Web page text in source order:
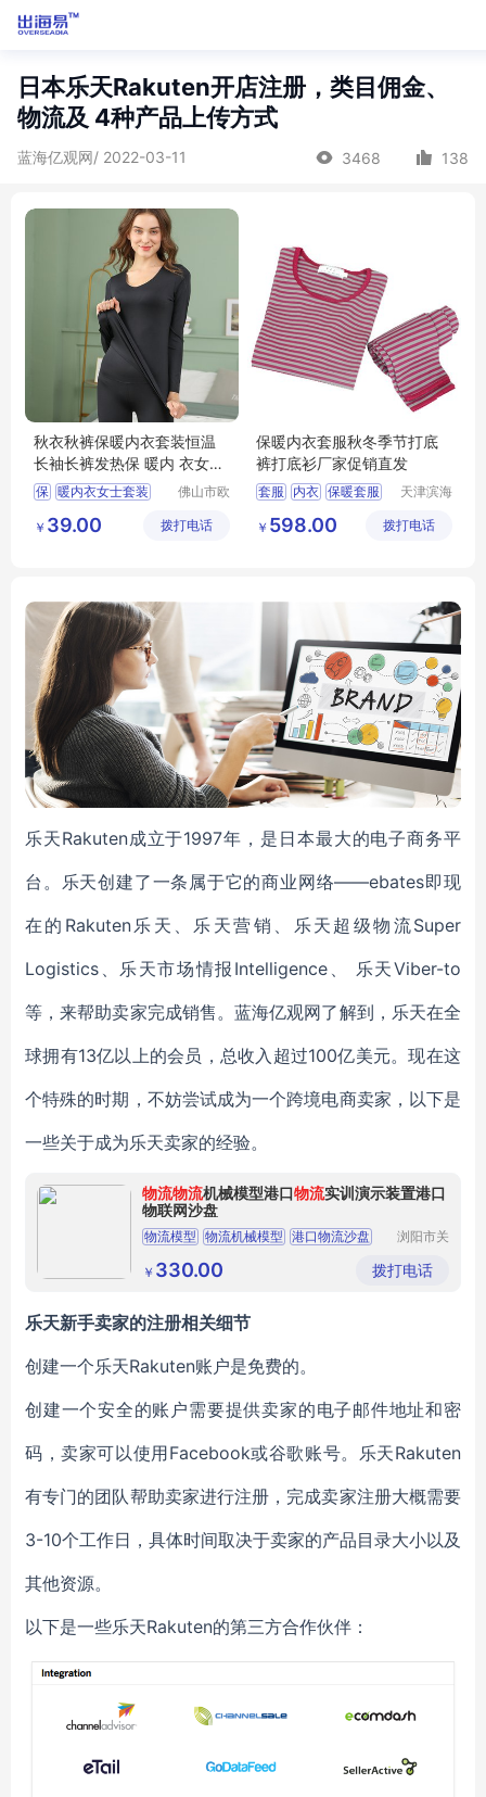
日本乐天Rakuten开店注册，类目佣金、
物流及 4种产品上传方式
蓝海亿观网/ 2022-03-11 3468 138
秋衣秋裤保暖内衣套装恒温
长袖长裤发热保 暖内 衣女士
套 装
保 暖内衣女士套装
内衣套装
佛山市欧
技有限公
￥ 39.00 拨打电话
保暖内衣套服秋冬季节打底
裤打底衫厂家促销直发
套服 内衣 保暖套服
天津滨海
有限公司
￥ 598.00 拨打电话
乐天Rakuten成立于1997年，是日本最大的电子商务平
台。乐天创建了一条属于它的商业网络——ebates即现
在的Rakuten乐天、乐天营销、乐天超级物流Super
Logistics、乐天市场情报Intelligence、 乐天Viber-to
等，来帮助卖家完成销售。蓝海亿观网了解到，乐天在全
球拥有13亿以上的会员，总收入超过100亿美元。现在这
个特殊的时期，不妨尝试成为一个跨境电商卖家，以下是
一些关于成为乐天卖家的经验。
物流物流机械模型港口物流实训演示装置港口
物联网沙盘
物流模型 物流机械模型 港口物流沙盘
三维设备
半剖模型
浏阳市关
工艺品厂
￥ 330.00 拨打电话
乐天新手卖家的注册相关细节
创建一个乐天Rakuten账户是免费的。
创建一个安全的账户需要提供卖家的电子邮件地址和密
码，卖家可以使用Facebook或谷歌账号。乐天Rakuten
有专门的团队帮助卖家进行注册，完成卖家注册大概需要
3-10个工作日，具体时间取决于卖家的产品目录大小以及
其他资源。
以下是一些乐天Rakuten的第三方合作伙伴：